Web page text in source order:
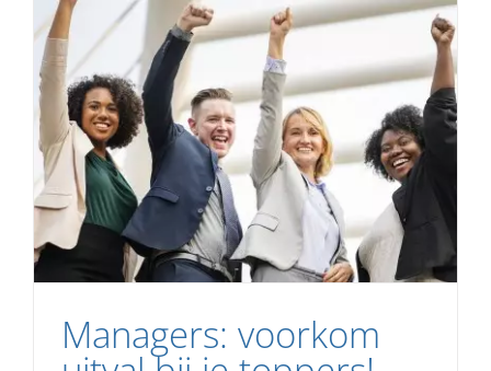
Managers: voorkom